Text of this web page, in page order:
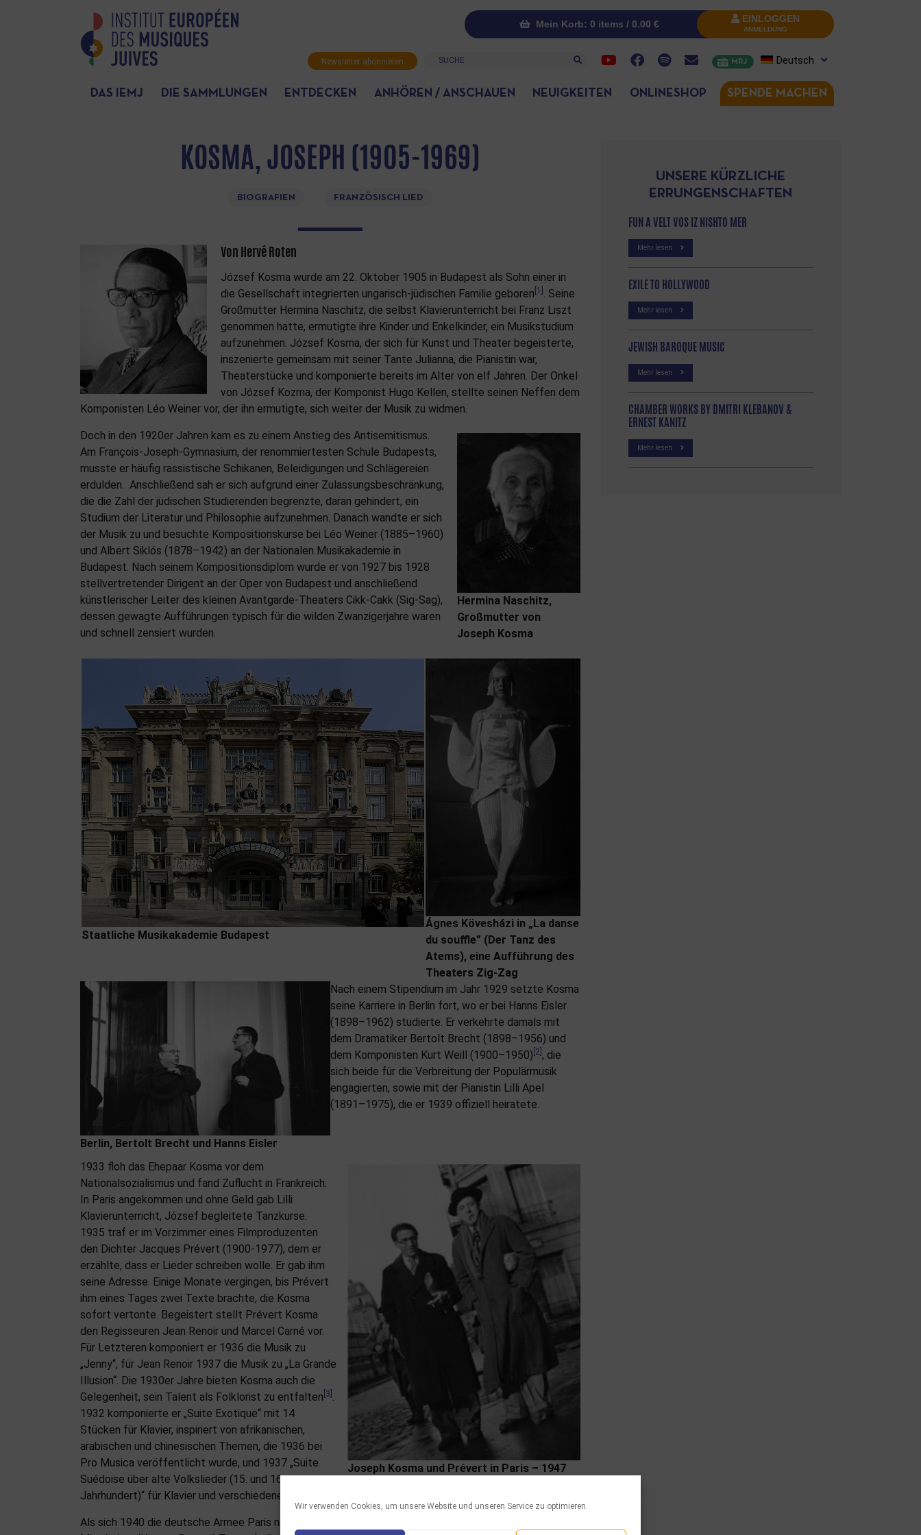
Wir verwenden Cookies, um unsere Website und unseren Service zu optimieren.
Mein Korb: 0 items / 0.00 € EINLOGGEN
ANMELDUNG
Newsletter abonnieren Suche MRJ Deutsch
DAS IEMJ DIE SAMMLUNGEN ENTDECKEN ANHÖREN / ANSCHAUEN NEUIGKEITEN ONLINESHOP SPENDE MACHEN
KOSMA, JOSEPH (1905-1969)
BIOGRAFIEN FRANZÖSISCH LIED
Von Hervé Roten
József Kosma wurde am 22. Oktober 1905 in Budapest als Sohn einer in
die Gesellschaft integrierten ungarisch-jüdischen Familie geboren [1] . Seine
Großmutter Hermina Naschitz, die selbst Klavierunterricht bei Franz Liszt
genommen hatte, ermutigte ihre Kinder und Enkelkinder, ein Musikstudium
aufzunehmen. József Kosma, der sich für Kunst und Theater begeisterte,
inszenierte gemeinsam mit seiner Tante Julianna, die Pianistin war,
Theaterstücke und komponierte bereits im Alter von elf Jahren. Der Onkel
von József Kozma, der Komponist Hugo Kellen, stellte seinen Neffen dem
Komponisten Léo Weiner vor, der ihn ermutigte, sich weiter der Musik zu widmen.
Hermina Naschitz,
Großmutter von
Joseph Kosma
Doch in den 1920er Jahren kam es zu einem Anstieg des Antisemitismus.
Am François-Joseph-Gymnasium, der renommiertesten Schule Budapests,
musste er häufig rassistische Schikanen, Beleidigungen und Schlägereien
erdulden. Anschließend sah er sich aufgrund einer Zulassungsbeschränkung,
die die Zahl der jüdischen Studierenden begrenzte, daran gehindert, ein
Studium der Literatur und Philosophie aufzunehmen. Danach wandte er sich
der Musik zu und besuchte Kompositionskurse bei Léo Weiner (1885–1960)
und Albert Siklós (1878–1942) an der Nationalen Musikakademie in
Budapest. Nach seinem Kompositionsdiplom wurde er von 1927 bis 1928
stellvertretender Dirigent an der Oper von Budapest und anschließend
künstlerischer Leiter des kleinen Avantgarde-Theaters Cikk-Cakk (Sig-Sag),
dessen gewagte Aufführungen typisch für die wilden Zwanzigerjahre waren
und schnell zensiert wurden.
Staatliche Musikakademie Budapest
Ágnes Kövesházi in „La danse
du souffle” (Der Tanz des
Atems), eine Aufführung des
Theaters Zig-Zag
Berlin, Bertolt Brecht und Hanns Eisler
Nach einem Stipendium im Jahr 1929 setzte Kosma
seine Karriere in Berlin fort, wo er bei Hanns Eisler
(1898–1962) studierte. Er verkehrte damals mit
dem Dramatiker Bertolt Brecht (1898–1956) und
dem Komponisten Kurt Weill (1900–1950) [2] , die
sich beide für die Verbreitung der Populärmusik
engagierten, sowie mit der Pianistin Lilli Apel
(1891–1975), die er 1939 offiziell heiratete.
Joseph Kosma und Prévert in Paris – 1947
1933 floh das Ehepaar Kosma vor dem
Nationalsozialismus und fand Zuflucht in Frankreich.
In Paris angekommen und ohne Geld gab Lilli
Klavierunterricht, József begleitete Tanzkurse.
1935 traf er im Vorzimmer eines Filmproduzenten
den Dichter Jacques Prévert (1900-1977), dem er
erzählte, dass er Lieder schreiben wolle. Er gab ihm
seine Adresse. Einige Monate vergingen, bis Prévert
ihm eines Tages zwei Texte brachte, die Kosma
sofort vertonte. Begeistert stellt Prévert Kosma
den Regisseuren Jean Renoir und Marcel Carné vor.
Für Letzteren komponiert er 1936 die Musik zu
„Jenny“, für Jean Renoir 1937 die Musik zu „La Grande
Illusion“. Die 1930er Jahre bieten Kosma auch die
Gelegenheit, sein Talent als Folklorist zu entfalten [3] .
1932 komponierte er „Suite Exotique“ mit 14
Stücken für Klavier, inspiriert von afrikanischen,
arabischen und chinesischen Themen, die 1936 bei
Pro Musica veröffentlicht wurde, und 1937 „Suite
Suédoise über alte Volkslieder (15. und 16.
Jahrhundert)“ für Klavier und verschiedene Instrumente, die bei Eschig erschien.
Als sich 1940 die deutsche Armee Paris nähert, überzeugt Prévert seine ungarischen Freunde und
UNSERE KÜRZLICHE
ERRUNGENSCHAFTEN
FUN A VELT VOS IZ NISHTO MER
Mehr lesen
EXILE TO HOLLYWOOD
Mehr lesen
JEWISH BAROQUE MUSIC
Mehr lesen
CHAMBER WORKS BY DMITRI KLEBANOV &
ERNEST KANITZ
Mehr lesen